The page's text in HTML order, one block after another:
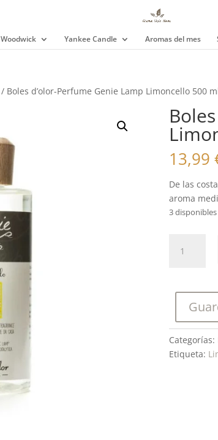
Woodwick Yankee Candle Aromas del mes
/ Boles d’olor-Perfume Genie Lamp Limoncello 500
13,99
De las
aroma
3 disponibles
d'olor-
Lamp
Limoncello
500
ml.
cantidad
Categorías:
Etiqueta: